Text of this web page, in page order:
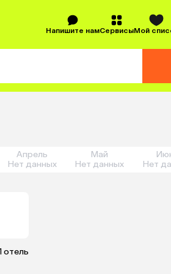
Напишите намСервисыМой
Апрель
Нет данных
Май
Нет данных
Нет
отель